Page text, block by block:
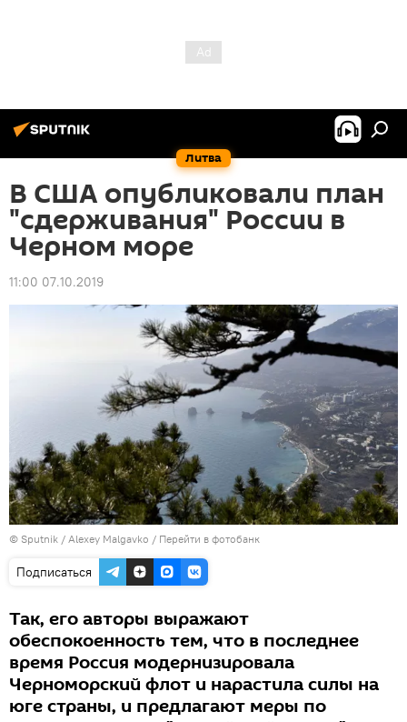
Литва
В США опубликовали план
"сдерживания" России в
Черном море
11:00 07.10.2019
© Sputnik / Alexey Malgavko / Перейти в фотобанк
Подписаться
Так, его авторы выражают
обеспокоенность тем, что в последнее
время Россия модернизировала
Черноморский флот и нарастила силы на
юге страны, и предлагают меры по